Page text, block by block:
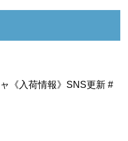
ャ《入荷情報》SNS更新 #